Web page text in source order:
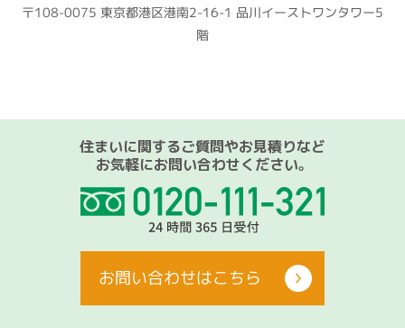
〒108-0075 東京都港区港南2-16-1 品川イーストワンタワー5
階
住まいに関するご質問やお見積りなど
お気軽にお問い合わせください。
お問い合わせはこちら